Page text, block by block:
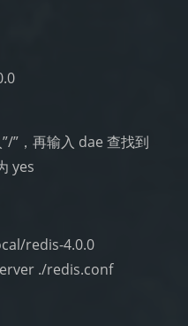
”，再输入 dae 查找到
yes
redis-4.0.0
./redis.conf